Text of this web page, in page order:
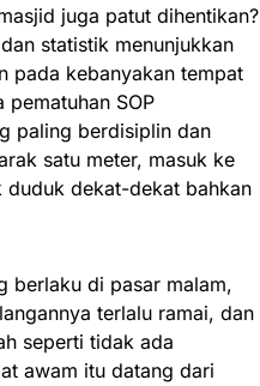
juga patut dihentikan?
statistik menunjukkan
pada kebanyakan tempat
SOP
paling berdisiplin dan
satu meter, masuk ke
duduk dekat-dekat bahkan
berlaku di pasar malam,
terlalu ramai, dan
seperti tidak ada
awam itu datang dari